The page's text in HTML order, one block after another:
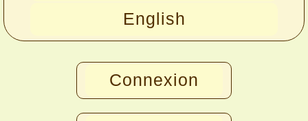
English
Connexion